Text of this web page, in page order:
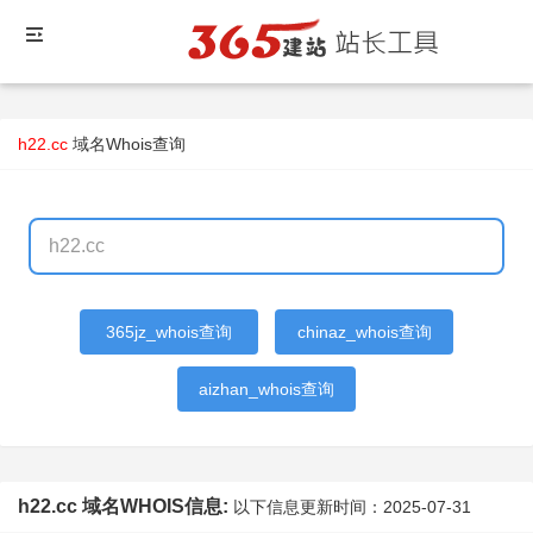
h22.cc 域名Whois查询
365jz_whois查询 chinaz_whois查询
aizhan_whois查询
h22.cc 域名WHOIS信息: 以下信息更新时间： 2025-07-31